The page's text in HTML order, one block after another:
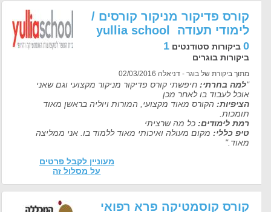
קורס פדיקור מניקור קורסים /
לימודי תעודה yullia school
ביקורות סטודנטים1
ביקורות בוגרים
מתוך ביקורת של בוגר - דניאלה 02/03/2016
למה בחרתי:חיפשתי קורס פדיקור מניקור מקצועי וגם שאני
אוכל לעבוד בו לאחר מכן
הציפיות:הקורס מאוד מקצועי, המורות ויוליה בראשן מאוד
תומכות.
רמת לימודים:כל מה שרציתי
טיפ כללי:מקום מעולה ואיכותי מאוד ללמוד בו. אני ממליצה
מאוד."
מעוניין לקבל פרטים
על מסלול זה
קורס קוסמטיקה פרא רפואי